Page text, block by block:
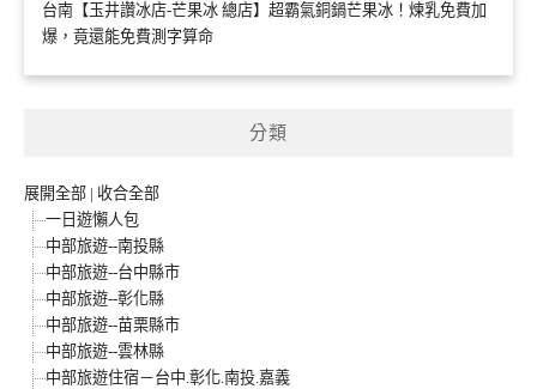
台南【玉井讚冰店-芒果冰 總店】超霸氣銅鍋芒果冰！煉乳免費加
爆，竟還能免費測字算命
分類
展開全部 | 收合全部
一日遊懶人包
中部旅遊--南投縣
中部旅遊--台中縣市
中部旅遊--彰化縣
中部旅遊--苗栗縣市
中部旅遊--雲林縣
中部旅遊住宿－台中.彰化.南投.嘉義